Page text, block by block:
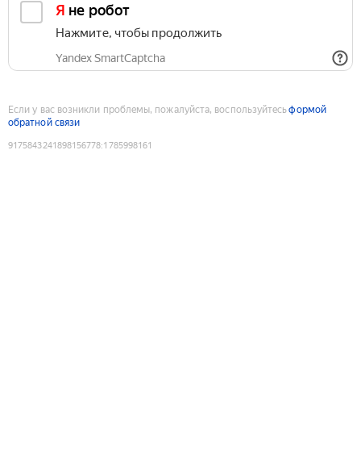
Я не робот
Нажмите, чтобы продолжить
Yandex SmartCaptcha
Если у вас возникли проблемы, пожалуйста, воспользуйтесьформой
обратной связи
9175843241898156778:1785998161